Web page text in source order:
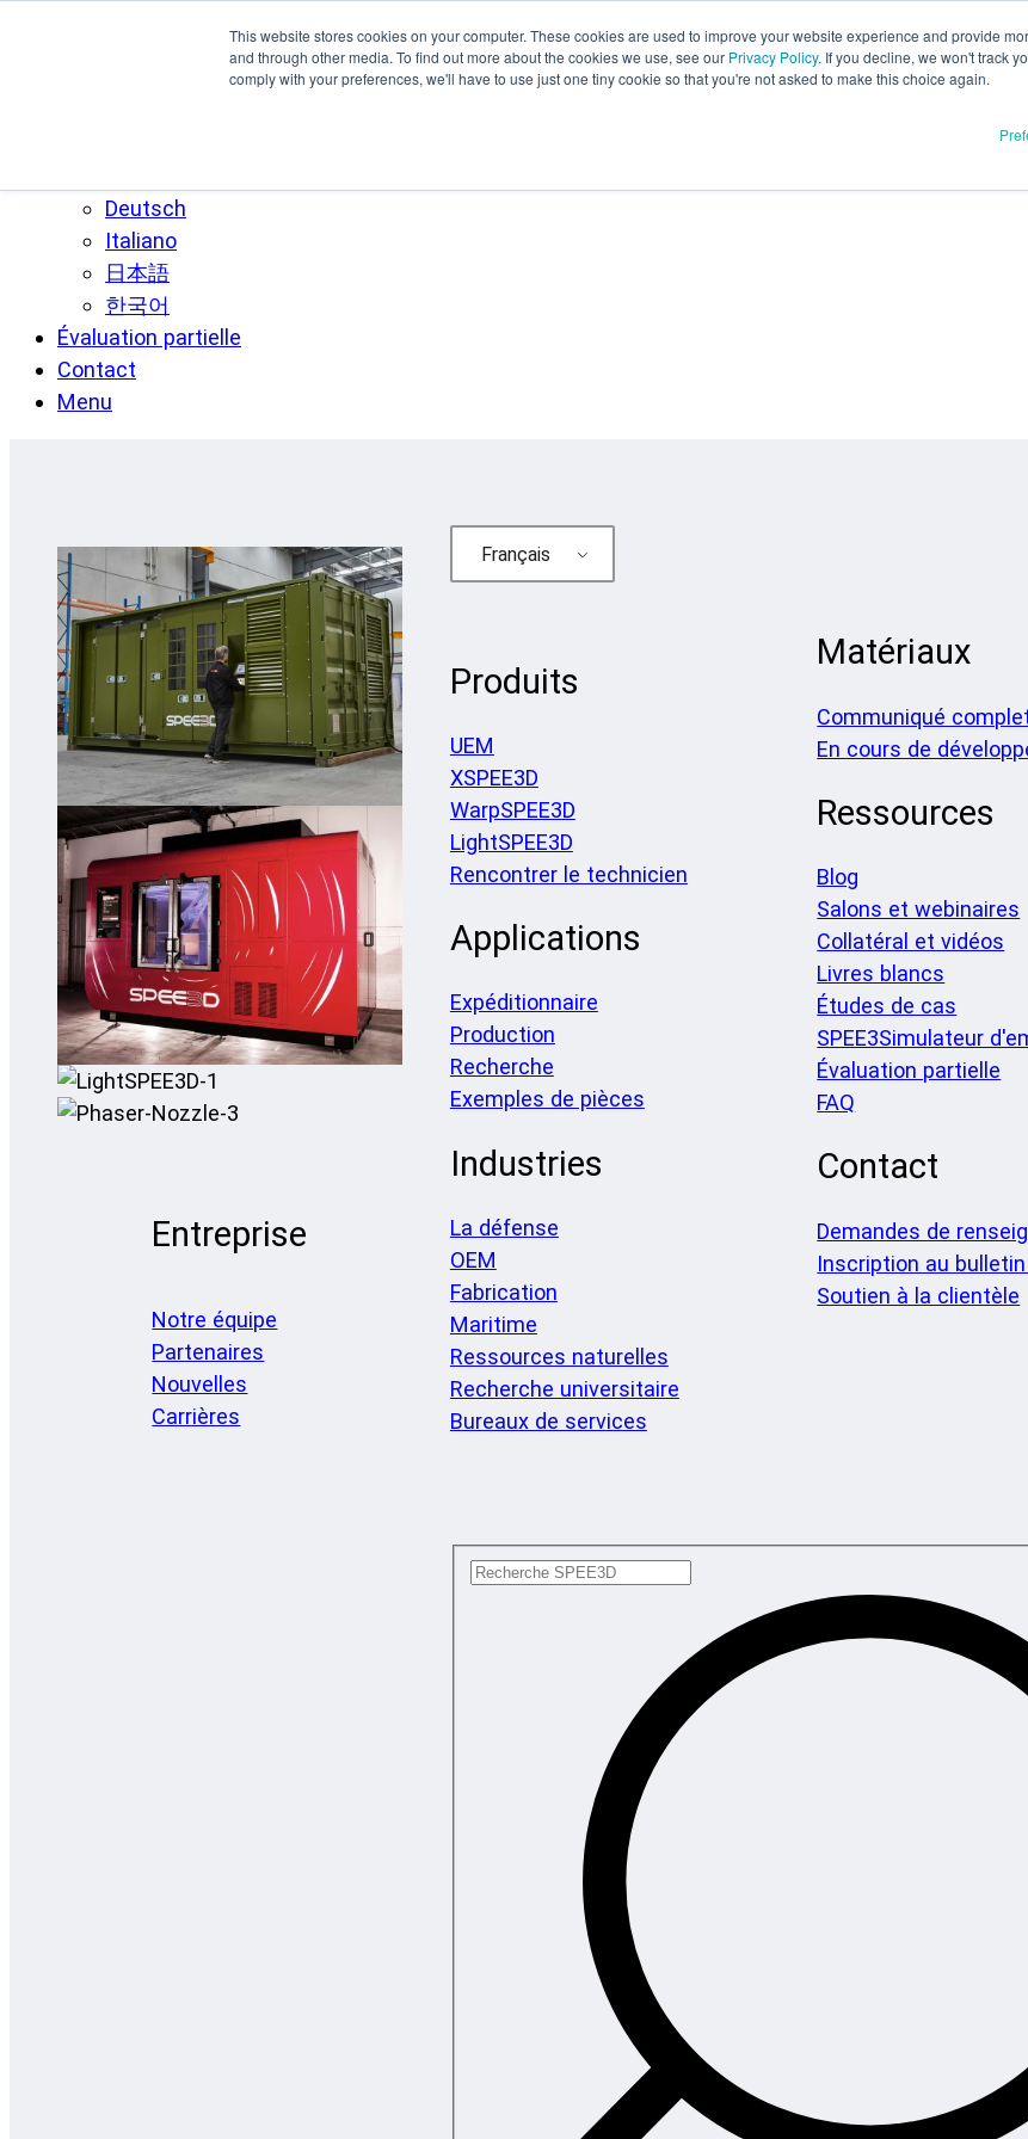
This website stores cookies on your computer. These cookies are used to improve your website experience and provide
and through other media. To find out more about the cookies we use, see our Privacy Policy. If you decline, we won't track
comply with your preferences, we'll have to use just one tiny cookie so that you're not asked to make this choice again.
Deutsch
Italiano
日本語
한국어
Évaluation partielle
Contact
Menu
Entreprise
Notre équipe
Partenaires
Nouvelles
Carrières
Français
Produits
UEM
XSPEE3D
WarpSPEE3D
LightSPEE3D
Rencontrer le technicien
Applications
Expéditionnaire
Production
Recherche
Exemples de pièces
Industries
La défense
OEM
Fabrication
Maritime
Ressources naturelles
Recherche universitaire
Bureaux de services
Matériaux
Communiqué
En cours de
Ressources
Blog
Salons et webinaires
Collatéral et vidéos
Livres blancs
Études de cas
SPEE3Simulateur
Évaluation partielle
FAQ
Contact
Demandes de
Inscription au
Soutien à la clientèle